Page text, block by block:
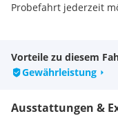
Probefahrt jederzeit
Finanzierungsangebot
Rate oder1/2 oder 1/3
Zustellung möglich.
Filiale Villach lagernd
Vorteile zu diesem
Gewährleistung
Ausstattungen &